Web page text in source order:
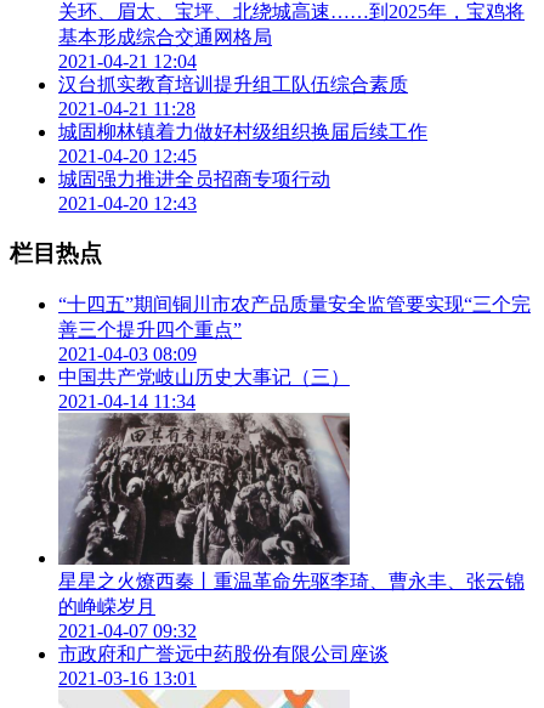
关环、眉太、宝坪、北绕城高速……到2025年，宝鸡将
基本形成综合交通网格局
2021-04-21 12:04
汉台抓实教育培训提升组工队伍综合素质
2021-04-21 11:28
城固柳林镇着力做好村级组织换届后续工作
2021-04-20 12:45
城固强力推进全员招商专项行动
2021-04-20 12:43
栏目热点
“十四五”期间铜川市农产品质量安全监管要实现“三个完
善三个提升四个重点”
2021-04-03 08:09
中国共产党岐山历史大事记（三）
2021-04-14 11:34
星星之火燎西秦丨重温革命先驱李琦、曹永丰、张云锦
的峥嵘岁月
2021-04-07 09:32
市政府和广誉远中药股份有限公司座谈
2021-03-16 13:01